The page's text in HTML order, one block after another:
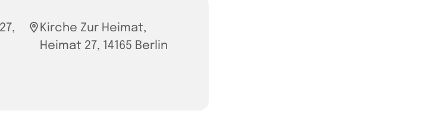
Kirche Zur Heimat,
Heimat 27, 14165 Berlin